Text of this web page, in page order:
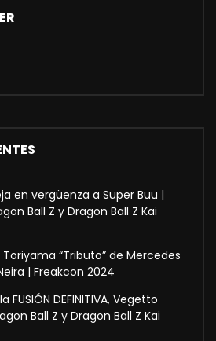
en vergüenza a Super Buu |
Ball Z y Dragon Ball Z Kai
“Tributo” de Mercedes
| Freakcon 2024
DEFINITIVA, Vegetto
Ball Z y Dragon Ball Z Kai